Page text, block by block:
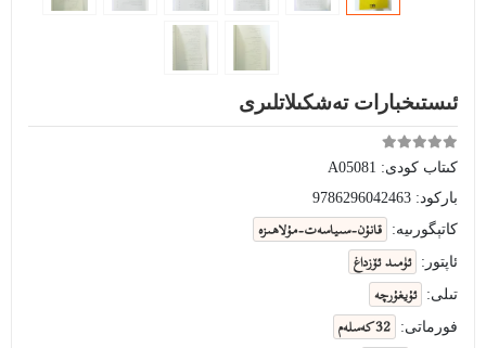
ئىستىخبارات تەشكىلاتلىرى
كىتاب كودى: A05081
باركود: 9786296042463
كاتېگورىيە:
قانۇن-سىياسەت-مۇلاھىزە
ئاپتور: ئۈمىد ئۆزداغ
تىلى: ئۇيغۇرچە
فورماتى: 32 كەسلەم